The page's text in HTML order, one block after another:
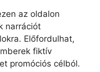
az oldalon
narrációt
Előfordulhat,
fiktív
promóciós célból.